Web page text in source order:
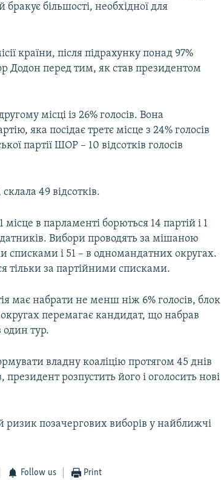
бракує більшості, необхідної для
країни, після підрахунку понад 97%
Додон перед тим, як став президентом
місці із 26% голосів. Вона
яка посідає третє місце з 24% голосів
партії ШОР – 10 відсотків голосів
49 відсотків.
в парламенті борються 14 партій і 1
Вибори проводять за мішаною
списками і 51 – в одномандатних округах.
тільки за партійними списками.
має набрати не менш ніж 6% голосів, блок
перемагає кандидат, що набрав
один тур.
владну коаліцію протягом 45 днів
президент розпустить його і оголосить нові
позачергових виборів у найближчі
Follow us Print